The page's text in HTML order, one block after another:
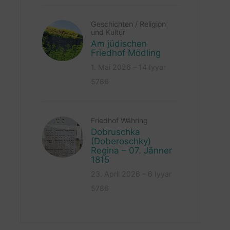
Geschichten / Religion
und Kultur
Am jüdischen
Friedhof Mödling
Friedhof Währing
Dobruschka
(Doberoschky)
Regina – 07. Jänner
1815